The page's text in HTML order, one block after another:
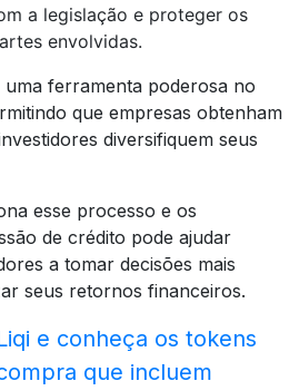
a legislação e proteger os
envolvidas.
ferramenta poderosa no
que empresas obtenham
diversifiquem seus
esse processo e os
de crédito pode ajudar
a tomar decisões mais
seus retornos financeiros.
e conheça os tokens
que incluem